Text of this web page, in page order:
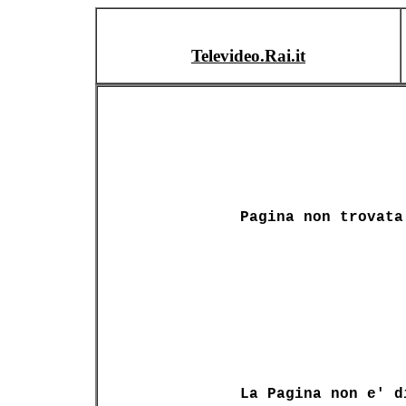
Televideo.Rai.it
Pagina non trovata
La Pagina non e'